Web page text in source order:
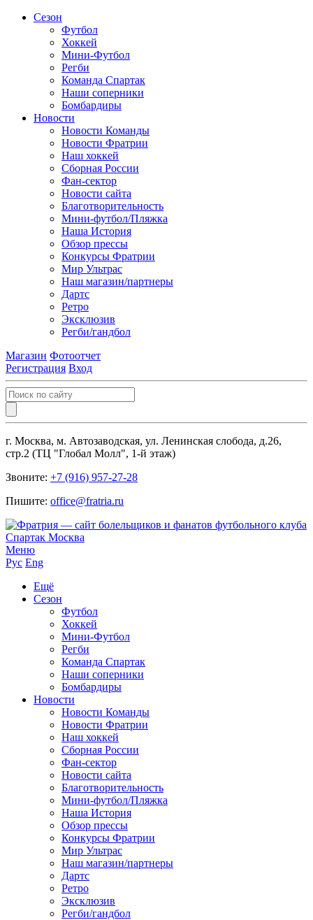
Сезон
Футбол
Хоккей
Мини-Футбол
Регби
Команда Спартак
Наши соперники
Бомбардиры
Новости
Новости Команды
Новости Фратрии
Наш хоккей
Сборная России
Фан-cектор
Новости сайта
Благотворительность
Мини-футбол/Пляжка
Наша История
Обзор прессы
Конкурсы Фратрии
Мир Ультрас
Наш магазин/партнеры
Дартс
Ретро
Эксклюзив
Регби/гандбол
Магазин Фотоотчет
Регистрация Вход
г. Москва, м. Автозаводская, ул. Ленинская слобода, д.26,
стр.2 (ТЦ "Глобал Молл", 1-й этаж)
Звоните: +7 (916) 957-27-28
Пишите: office@fratria.ru
Меню
Рус Eng
Ещё
Сезон
Футбол
Хоккей
Мини-Футбол
Регби
Команда Спартак
Наши соперники
Бомбардиры
Новости
Новости Команды
Новости Фратрии
Наш хоккей
Сборная России
Фан-cектор
Новости сайта
Благотворительность
Мини-футбол/Пляжка
Наша История
Обзор прессы
Конкурсы Фратрии
Мир Ультрас
Наш магазин/партнеры
Дартс
Ретро
Эксклюзив
Регби/гандбол